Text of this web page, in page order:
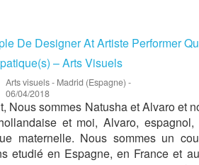
De Designer At Artiste Performer
– Arts Visuels
Arts visuels- Madrid (Espagne) -
06/04/2018
Nous sommes Natusha et Alvaro et
et moi, Alvaro,
maternelle. Nous sommes un
etudié en Espagne, en France et